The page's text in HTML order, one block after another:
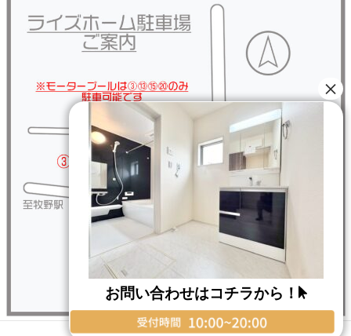
Copyright © RISE HOME All Rights Reserved.
お問い合わせはコチラから！